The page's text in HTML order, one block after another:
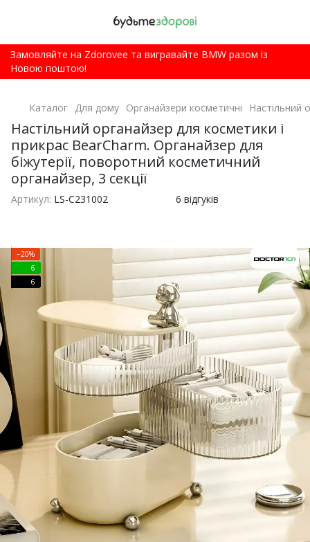
Замовляйте на Zdorovee та вигравайте BMW разом із
Новою поштою!
Каталог Для дому Органайзери косметичні Настільний
Настільний органайзер для косметики і
прикрас BearCharm. Органайзер для
біжутерії, поворотний косметичний
органайзер, 3 секції
Артикул: LS-C231002 6 відгуків
−20%
6
6